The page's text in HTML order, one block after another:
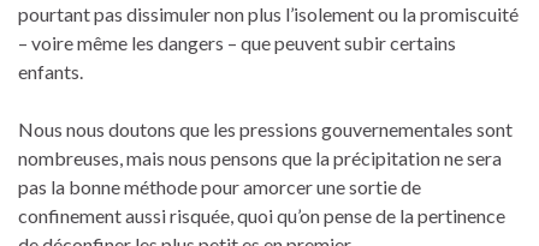
pourtant pas dissimuler non plus l’isolement ou la promiscuité
– voire même les dangers – que peuvent subir certains
enfants.
Nous nous doutons que les pressions gouvernementales sont
nombreuses, mais nous pensons que la précipitation ne sera
pas la bonne méthode pour amorcer une sortie de
confinement aussi risquée, quoi qu’on pense de la pertinence